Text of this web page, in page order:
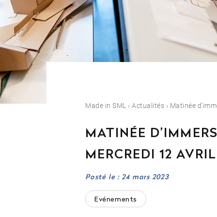
Made in SML › Actualités › Matinée
MATINÉE
MERCREDI 12 AVRIL
Posté le : 24 mars 2023
Evénements
Est-il possible
Quelles sont les